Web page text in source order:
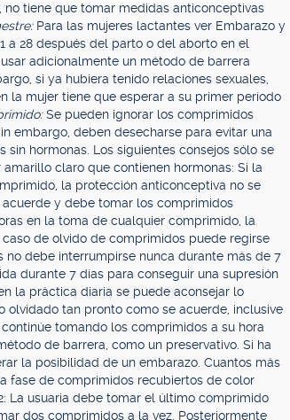
tiene que tomar medidas anticonceptivas
Para las mujeres lactantes ver Embarazo y
a 28 después del parto o del aborto en el
adicionalmente un método de barrera
si ya hubiera tenido relaciones sexuales,
la mujer tiene que esperar a su primer período
Se pueden ignorar los comprimidos
embargo, deben desecharse para evitar una
hormonas. Los siguientes consejos sólo se
claro que contienen hormonas: Si la
la protección anticonceptiva no se
y debe tomar los comprimidos
en la toma de cualquier comprimido, la
de olvido de comprimidos puede regirse
no debe interrumpirse nunca durante más de 7
durante 7 días para conseguir una supresión
la práctica diaria se puede aconsejar lo
olvidado tan pronto como se acuerde, inclusive
tomando los comprimidos a su hora
de barrera, como un preservativo. Si ha
la posibilidad de un embarazo. Cuantos más
fase de comprimidos recubiertos de color
La usuaria debe tomar el último comprimido
dos comprimidos a la vez. Posteriormente